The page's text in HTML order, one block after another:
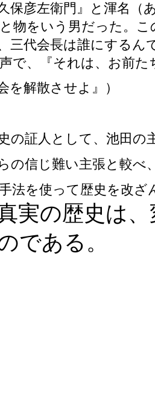
保彦左衛門』と渾名（
物をいう男だった。
三代会長は誰にする
で、『それは、お前
を解散させよ』）
の証人として、池田
の信じ難い主張と較べ
法を使って歴史を改ざ
実の歴史は
である。